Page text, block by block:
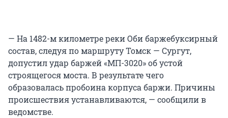
— На 1482-м километре реки Оби баржебуксирный
состав, следуя по маршруту Томск — Сургут,
допустил удар баржей «МП-3020» об устой
строящегося моста. В результате чего
образовалась пробоина корпуса баржи. Причины
происшествия устанавливаются, — сообщили в
ведомстве.